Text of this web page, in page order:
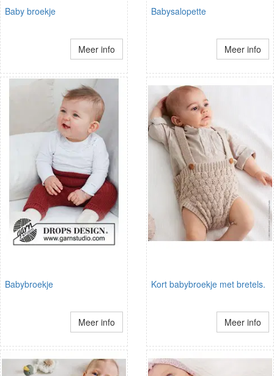
Baby broekje
Meer info
Babysalopette
Meer info
Babybroekje
Meer info
Kort babybroekje met bretels.
Meer info